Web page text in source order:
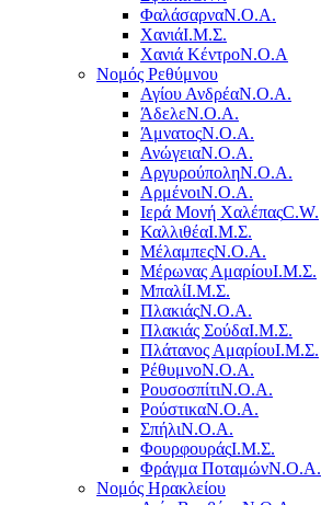
ΦαλάσαρναΝ.Ο.Α.
ΧανιάΙ.Μ.Σ.
Χανιά ΚέντροN.O.A
Νομός Ρεθύμνου
Αγίου ΑνδρέαΝ.Ο.Α.
ΆδελεΝ.Ο.Α.
ΆμνατοςΝ.Ο.Α.
ΑνώγειαΝ.Ο.Α.
ΑργυρούποληΝ.Ο.Α.
ΑρμένοιΝ.Ο.Α.
Ιερά Μονή ΧαλέπαςC.W.
ΚαλλιθέαΙ.Μ.Σ.
ΜέλαμπεςΝ.Ο.Α.
Μέρωνας ΑμαρίουΙ.Μ.Σ.
ΜπαλίΙ.Μ.Σ.
ΠλακιάςΝ.Ο.Α.
Πλακιάς ΣούδαΙ.Μ.Σ.
Πλάτανος ΑμαρίουΙ.Μ.Σ.
ΡέθυμνοΝ.Ο.Α.
ΡουσοσπίτιΝ.Ο.Α.
ΡούστικαΝ.Ο.Α.
ΣπήλιΝ.Ο.Α.
ΦουρφουράςΙ.Μ.Σ.
Φράγμα ΠοταμώνΝ.Ο.Α.
Νομός Ηρακλείου